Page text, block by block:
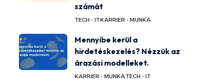
számát
TECH - ITKARRIER - MUNKA
Mennyibe kerül a
hirdetéskezelés? Nézzük az
árazási modelleket.
KARRIER - MUNKATECH - IT